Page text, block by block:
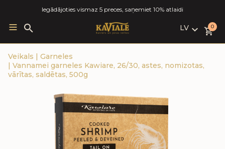
Iegādājoties vismaz 5 preces, saņemiet 10% atlaidi
Search
for:
LV
LV
0
Veikals | Garneles
| Vannamei garneles Kawiare, 26/30, astes, nomizotas,
vārītas, saldētas, 500g